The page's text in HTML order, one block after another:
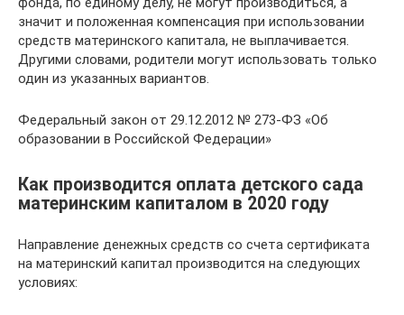
значит и положенная компенсация при использовании
средств материнского капитала, не выплачивается.
Другими словами, родители могут использовать только
один из указанных вариантов.
Федеральный закон от 29.12.2012 № 273-ФЗ «Об
образовании в Российской Федерации»
Как производится оплата детского сада
материнским капиталом в 2020 году
Направление денежных средств со счета сертификата
на материнский капитал производится на следующих
условиях: